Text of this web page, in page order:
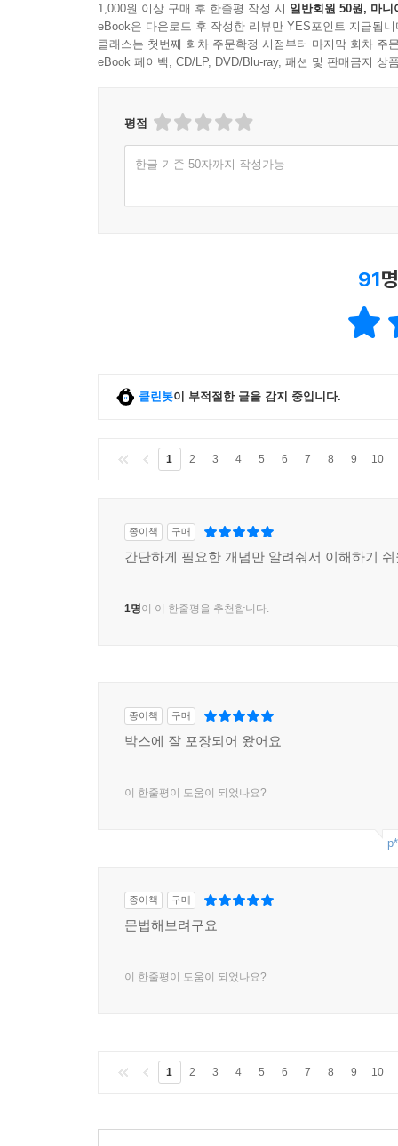
1,000원 이상 구매 후 한줄평 작성 시 일반회원 50원, 마니
eBook은 다운로드 후 작성한 리뷰만 YES포인트 지급됩니
클래스는 첫번째 회차 주문확정 시점부터 마지막 회차 주
eBook 페이백, CD/LP, DVD/Blu-ray, 패션 및 판매금지 상
평점
한글 기준 50자까지 작성가능
91
클린봇이 부적절한 글을 감지 중입니다.
1 2 3 4 5 6 7 8 9 10
종이책 구매
간단하게 필요한 개념만 알려줘서 이해하기
1명이 이 한줄평을 추천합니다.
종이책 구매
박스에 잘 포장되어 왔어요
이 한줄평이 도움이 되었나요?
종이책 구매
문법해보려구요
이 한줄평이 도움이 되었나요?
1 2 3 4 5 6 7 8 9 10